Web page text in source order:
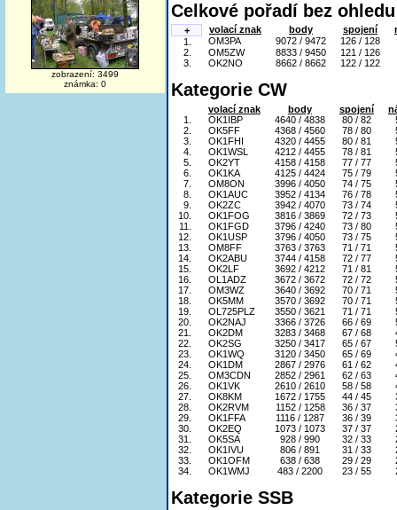
zobrazení: 3499
známka: 0
Celkové pořadí bez
+ volací znak body spojení
1.
OM3PA 9072 / 9472
126 / 128
2.
OM5ZW 8833 / 9450
121 / 126
3.
OK2NO 8662 / 8662 122 / 122
Kategorie CW
volací znak body spojení
1.
OK1IBP 4640 / 4838 80 / 82
2.
OK5FF 4368 / 4560 78 / 80
3.
OK1FHI 4320 / 4455 80 / 81
4.
OK1WSL 4212 / 4455 78 / 81
5.
OK2YT 4158 / 4158 77 / 77
6.
OK1KA 4125 / 4424 75 / 79
7.
OM8ON 3996 / 4050 74 / 75
8.
OK1AUC 3952 / 4134 76 / 78
9.
OK2ZC 3942 / 4070 73 / 74
10.
OK1FOG 3816 / 3869 72 / 73
11.
OK1FGD 3796 / 4240 73 / 80
12.
OK1USP 3796 / 4050 73 / 75
13.
OM8FF 3763 / 3763 71 / 71
14.
OK2ABU 3744 / 4158 72 / 77
15.
OK2LF 3692 / 4212 71 / 81
16.
OL1ADZ 3672 / 3672 72 / 72
17.
OM3WZ 3640 / 3692 70 / 71
18.
OK5MM 3570 / 3692 70 / 71
19.
OL725PLZ 3550 / 3621 71 / 71
20.
OK2NAJ 3366 / 3726 66 / 69
21.
OK2DM 3283 / 3468 67 / 68
22.
OK2SG 3250 / 3417 65 / 67
23.
OK1WQ 3120 / 3450 65 / 69
24.
OK1DM 2867 / 2976 61 / 62
25.
OM3CDN 2852 / 2961 62 / 63
26.
OK1VK 2610 / 2610 58 / 58
27.
OK8KM 1672 / 1755 44 / 45
28.
OK2RVM 1152 / 1258 36 / 37
29.
OK1FFA 1116 / 1287 36 / 39
30.
OK2EQ 1073 / 1073 37 / 37
31.
OK5SA 928 / 990 32 / 33
32.
OK1IVU 806 / 891 31 / 33
33.
OK1OFM 638 / 638 29 / 29
34.
OK1WMJ 483 / 2200 23 / 55
Kategorie SSB